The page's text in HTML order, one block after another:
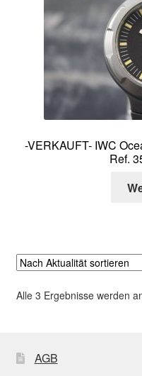
-VERKAUFT- IWC
Ref.
Alle 3 Ergebnisse werden
AGB